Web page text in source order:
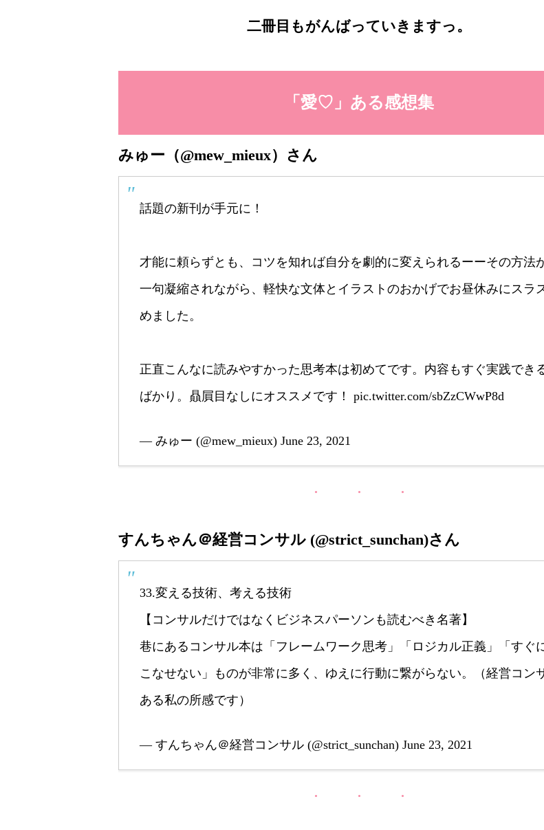
二冊目もがんばっていきますっ。
「愛♡」ある感想集
みゅー（@mew_mieux）さん
話題の新刊が手元に！
才能に頼らずとも、コツを知れば自分を劇的に変えられるーーその方法
一句凝縮されながら、軽快な文体とイラストのおかげでお昼休みにスラ
めました。
正直こんなに読みやすかった思考本は初めてです。内容もすぐ実践でき
ばかり。贔屓目なしにオススメです！ pic.twitter.com/sbZzCWwP8d
— みゅー (@mew_mieux) June 23, 2021
すんちゃん＠経営コンサル (@strict_sunchan)さん
33.変える技術、考える技術
【コンサルだけではなくビジネスパーソンも読むべき名著】
巷にあるコンサル本は「フレームワーク思考」「ロジカル正義」「すぐ
こなせない」ものが非常に多く、ゆえに行動に繋がらない。（経営コン
ある私の所感です）
— すんちゃん＠経営コンサル (@strict_sunchan) June 23, 2021